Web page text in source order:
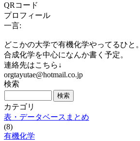
QRコード
プロフィール
一言:
どこかの大学で有機化学やってるひと。
合成化学を中心になんか書く予定。
連絡先はこちら↓
orgtayutae@hotmail.co.jp
検索
カテゴリ
表・データベースまとめ
(8)
有機化学